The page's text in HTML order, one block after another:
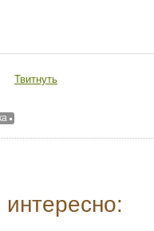
Твитнуть